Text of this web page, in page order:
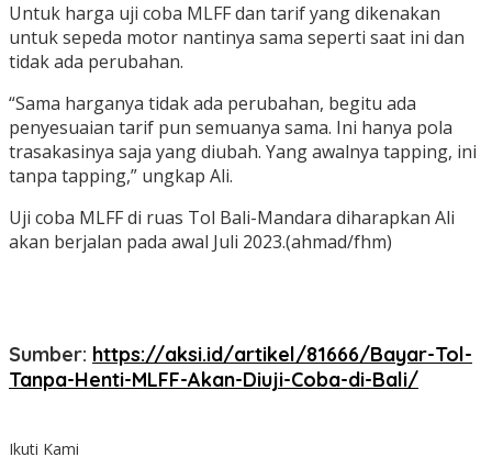
Untuk harga uji coba MLFF dan tarif yang dikenakan
untuk sepeda motor nantinya sama seperti saat ini dan
tidak ada perubahan.
“Sama harganya tidak ada perubahan, begitu ada
penyesuaian tarif pun semuanya sama. Ini hanya pola
trasakasinya saja yang diubah. Yang awalnya tapping, ini
tanpa tapping,” ungkap Ali.
Uji coba MLFF di ruas Tol Bali-Mandara diharapkan Ali
akan berjalan pada awal Juli 2023.(ahmad/fhm)
Sumber: https://aksi.id/artikel/81666/Bayar-Tol-
Tanpa-Henti-MLFF-Akan-Diuji-Coba-di-Bali/
Ikuti Kami